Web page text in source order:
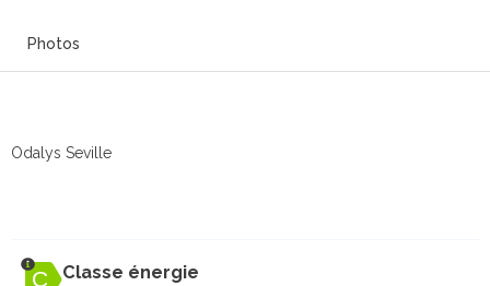
Photos
Odalys Seville
Classe énergie